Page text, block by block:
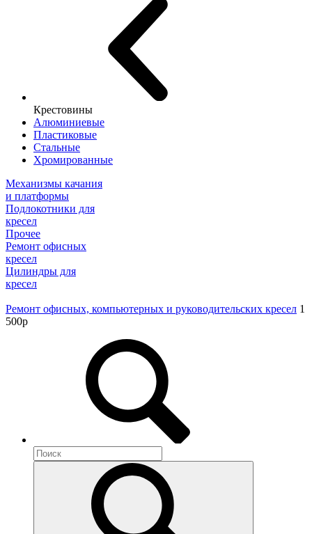
Крестовины
Алюминиевые
Пластиковые
Стальные
Хромированные
Механизмы качания
и платформы
Подлокотники для
кресел
Прочее
Ремонт офисных
кресел
Цилиндры для
кресел
Ремонт офисных, компьютерных и руководительских кресел 1
500p